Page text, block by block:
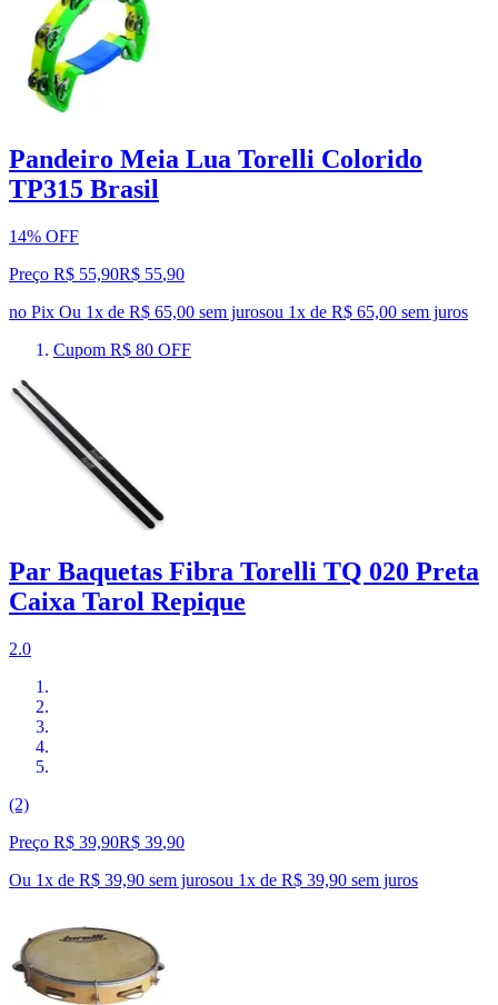
Pandeiro Meia Lua Torelli Colorido
TP315 Brasil
14% OFF
Preço R$ 55,90R$ 55,90
no Pix Ou 1x de R$ 65,00 sem jurosou 1x de R$ 65,00 sem juros
Cupom R$ 80 OFF
Par Baquetas Fibra Torelli TQ 020 Preta
Caixa Tarol Repique
2.0
(2)
Preço R$ 39,90R$ 39,90
Ou 1x de R$ 39,90 sem jurosou 1x de R$ 39,90 sem juros